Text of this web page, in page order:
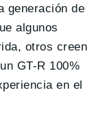
generación de
algunos
otros creen
GT-R 100%
en el